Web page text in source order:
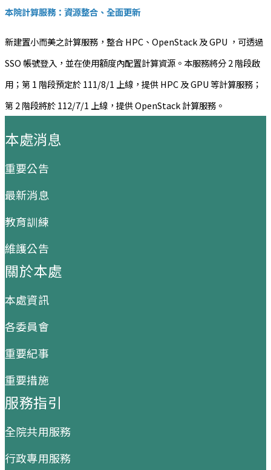
本院計算服務：資源整合、全面更新
新建置小而美之計算服務，整合 HPC、OpenStack 及 GPU ，可透過
SSO 帳號登入，並在使用額度內配置計算資源。本服務將分 2 階段啟
用；第 1 階段預定於 111/8/1 上線，提供 HPC 及 GPU 等計算服務；
第 2 階段將於 112/7/1 上線，提供 OpenStack 計算服務。
本處消息
重要公告
最新消息
教育訓練
維護公告
關於本處
本處資訊
各委員會
重要紀事
重要措施
服務指引
全院共用服務
行政專用服務